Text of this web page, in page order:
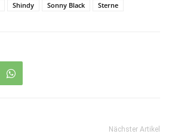
Shindy Sonny Black Sterne
Nächster Artikel